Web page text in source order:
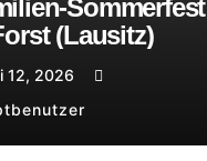
Sommerfest
(Lausitz)
12, 2026